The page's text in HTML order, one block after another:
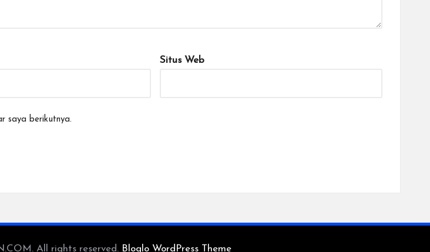
Situs Web
saya berikutnya.
All rights reserved. Bloglo WordPress Theme